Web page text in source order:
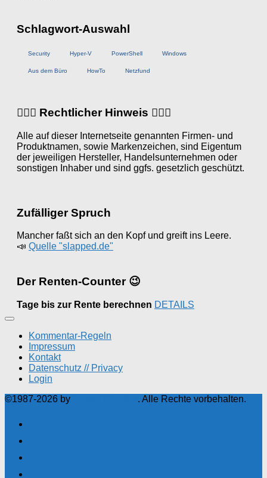
Schlagwort-Auswahl
Security Hyper-V PowerShell Windows
Aus dem Büro HowTo Netzfund
👨🏼‍⚖️ Rechtlicher Hinweis 👩🏼‍⚖️
Alle auf dieser Internetseite genannten Firmen- und
Produktnamen, sowie Markenzeichen, sind Eigentum
der jeweiligen Hersteller, Handelsunternehmen oder
sonstigen Inhaber und sind ggfs. gesetzlich geschützt.
Zufälliger Spruch
Mancher faßt sich an den Kopf und greift ins Leere.
📣 Quelle "slapped.de"
Der Renten-Counter 😉
Tage bis zur Rente berechnen DETAILS
Kommentar-Regeln
Impressum
Kontakt
Datenschutz // Privacy
Login
©1987-2026 by
. Alle Rechte vorbehalten.